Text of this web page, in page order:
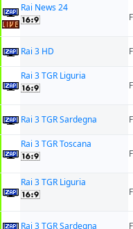
Rai News 24
Rai 3 HD
Rai 3 TGR Liguria
Rai 3 TGR Sardegna
Rai 3 TGR Toscana
Rai 3 TGR Liguria
Rai 3 TGR Sardegna